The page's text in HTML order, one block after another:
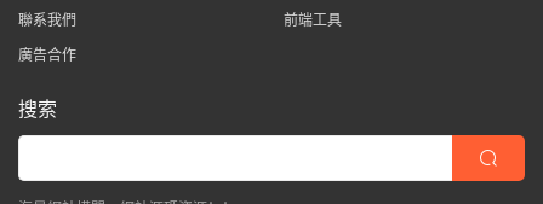
聯系我們
廣告合作
前端工具
搜索